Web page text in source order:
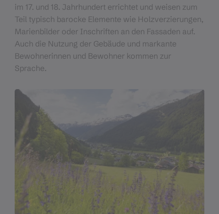
im 17. und 18. Jahrhundert errichtet und weisen zum
Teil typisch barocke Elemente wie Holzverzierungen,
Marienbilder oder Inschriften an den Fassaden auf.
Auch die Nutzung der Gebäude und markante
Bewohnerinnen und Bewohner kommen zur
Sprache.